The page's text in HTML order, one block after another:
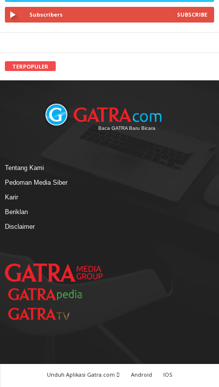
Subscribers SUBSCRIBE
TERPOPULER
Baca GATRA Baru Bicara
Tentang Kami
Pedoman Media Siber
Karir
Beriklan
Disclaimer
Unduh Aplikasi Gatra.com Android
IOS